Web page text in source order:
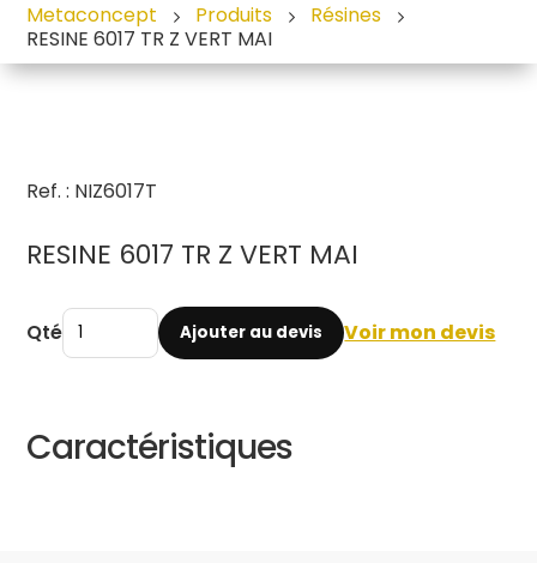
Metaconcept Produits
Résines
RESINE 6017 TR Z VERT MAI
Ref. : NIZ6017T
RESINE 6017 TR Z VERT MAI
Qté Ajouter au devis Voir mon devis
Caractéristiques